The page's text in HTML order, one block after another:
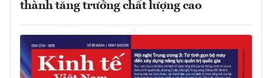
thành tăng trưởng chất lượng cao